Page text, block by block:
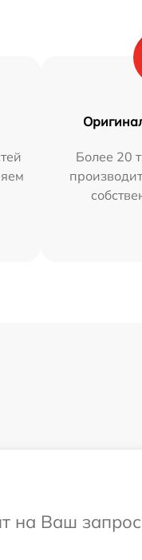
Более 20
на Ваш